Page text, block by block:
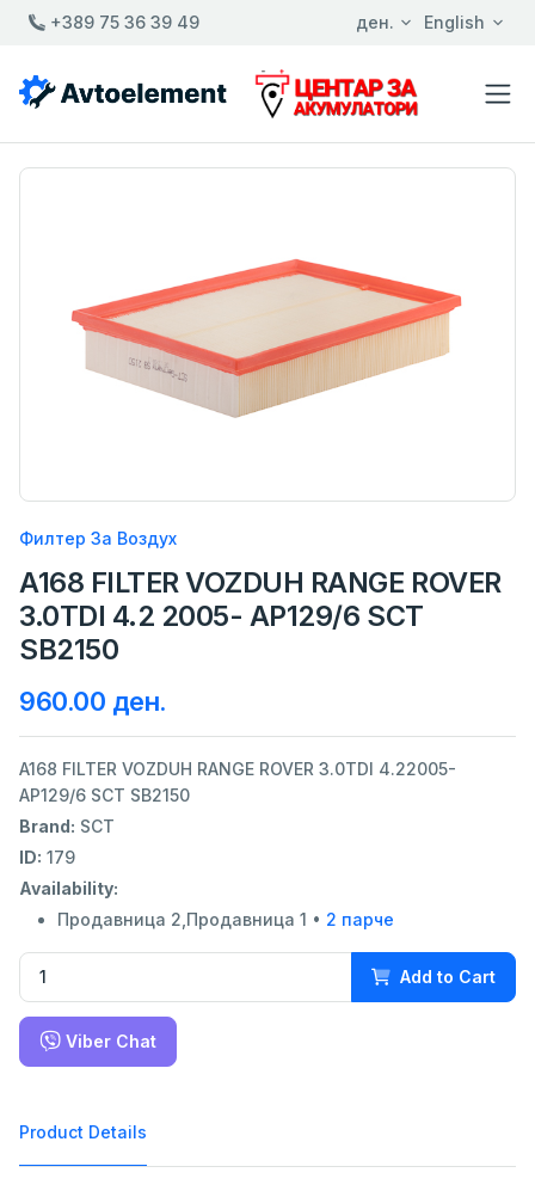
+389 75 36 39 49 ден. English
Филтер За Воздух
A168 FILTER VOZDUH RANGE ROVER
3.0TDI 4.2 2005- AP129/6 SCT
SB2150
960.00 ден.
A168 FILTER VOZDUH RANGE ROVER 3.0TDI 4.22005-
AP129/6 SCT SB2150
Brand: SCT
ID: 179
Availability:
Продавница 2,Продавница 1 • 2 парче
Add to Cart
Viber Chat
Product Details